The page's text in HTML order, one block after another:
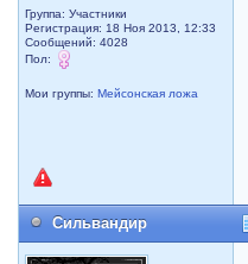
Группа: Участники
Регистрация: 18 Ноя 2013, 12:33
Сообщений: 4028
Пол:
Мои группы:Мейсонская ложа
Сильвандир